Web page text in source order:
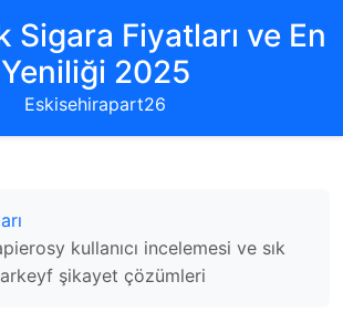
Sigara Fiyatları ve En
Yeniliği 2025
Eskisehirapart26
kullanıcı incelemesi ve sık
şikayet çözümleri